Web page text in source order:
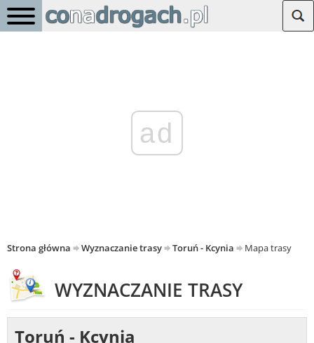
ad
Strona główna Wyznaczanie trasy Toruń - Kcynia Mapa trasy
WYZNACZANIE TRASY
Toruń - Kcynia